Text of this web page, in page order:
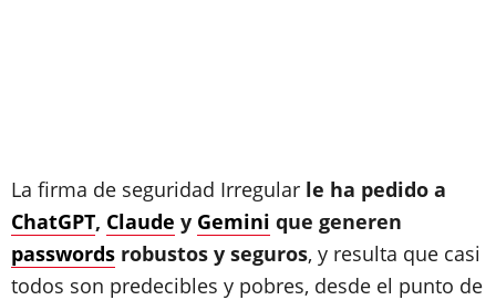
La firma de seguridad Irregular le ha pedido a
ChatGPT, Claude y Gemini que generen
passwords robustos y seguros, y resulta que casi
todos son predecibles y pobres, desde el punto de